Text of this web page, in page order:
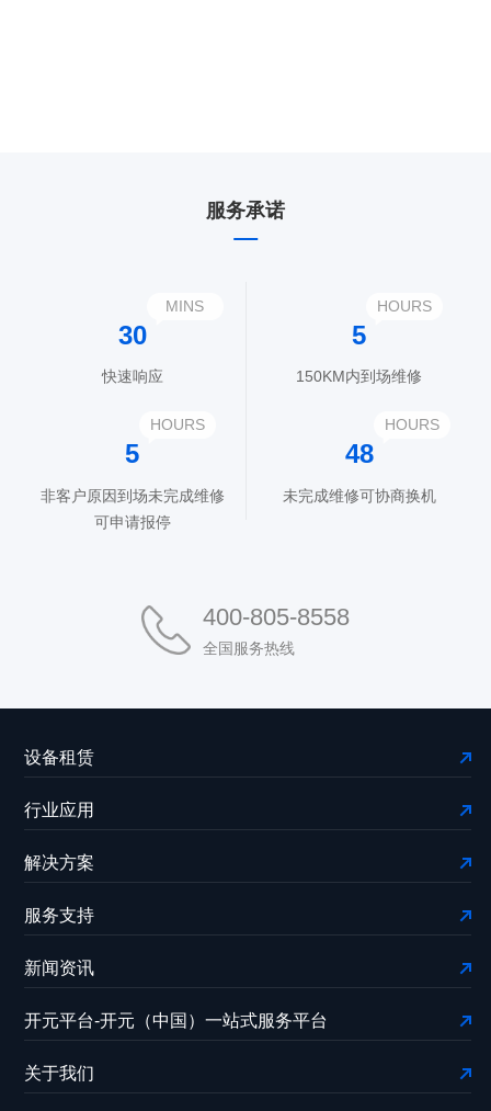
服务承诺
30
MINS
快速响应
5
HOURS
150KM内到场维修
5
HOURS
非客户原因到场未完成维修
可申请报停
48
HOURS
未完成维修可协商换机
400-805-8558
全国服务热线
设备租赁
行业应用
解决方案
服务支持
新闻资讯
开元平台-开元（中国）一站式服务平台
关于我们